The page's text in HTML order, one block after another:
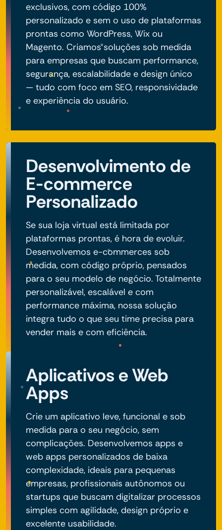
exclusivos, com código 100%
personalizado e sem o uso de plataformas
prontas como WordPress, Wix ou
Magento. Criamos soluções sob medida
para empresas que buscam performance,
segurança, escalabilidade e design único
— tudo com foco em SEO, responsividade
e experiência do usuário.
Desenvolvimento de
E-commerce
Personalizado
Se sua loja virtual está limitada por
plataformas prontas, é hora de evoluir.
Desenvolvemos e-commerces sob
medida, com código próprio, pensados
para o seu modelo de negócio. Totalmente
personalizável, escalável e com
performance máxima, nossa solução
integra tudo o que seu time precisa para
vender mais e com eficiência.
Aplicativos e Web
Apps
Crie um aplicativo leve, funcional e sob
medida para o seu negócio, sem
complicações. Desenvolvemos apps e
web apps personalizados de baixa
complexidade, ideais para pequenas
empresas, profissionais autônomos ou
startups que buscam digitalizar processos
simples com agilidade, design próprio e
excelente usabilidade.